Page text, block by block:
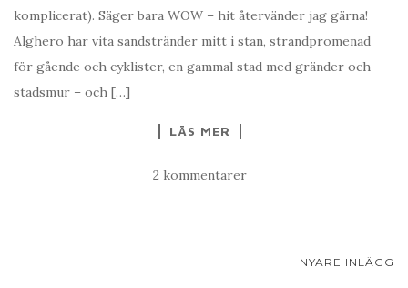
komplicerat). Säger bara WOW – hit återvänder jag gärna!
Alghero har vita sandstränder mitt i stan, strandpromenad
för gående och cyklister, en gammal stad med gränder och
stadsmur – och […]
LÄS MER
2 kommentarer
NYARE INLÄGG